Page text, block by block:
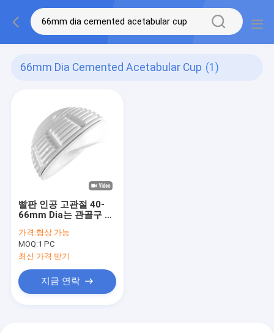
66mm Dia Cemented Acetabular Cup (1)
빨판 인공 고관절 40-
66mm Dia는 관골구 캡
가격:협상 가능
MOQ:1 PC
최신 가격 받기
지금 연락